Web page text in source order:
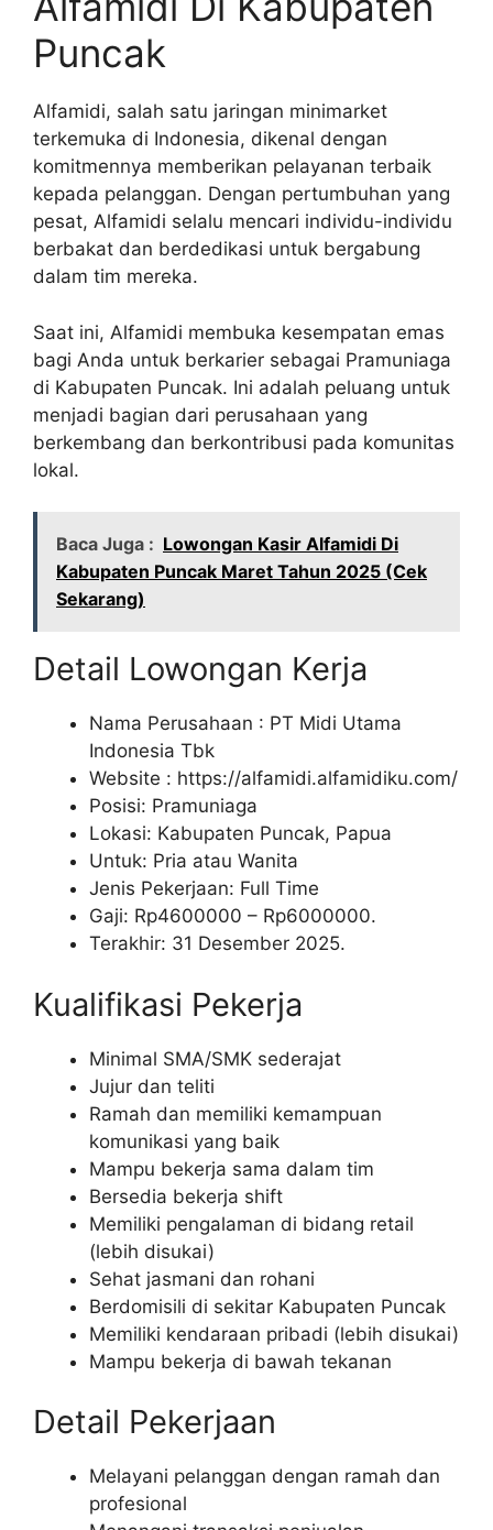
Puncak
Alfamidi, salah satu jaringan minimarket
terkemuka di Indonesia, dikenal dengan
komitmennya memberikan pelayanan terbaik
kepada pelanggan. Dengan pertumbuhan yang
pesat, Alfamidi selalu mencari individu-individu
berbakat dan berdedikasi untuk bergabung
dalam tim mereka.
Saat ini, Alfamidi membuka kesempatan emas
bagi Anda untuk berkarier sebagai Pramuniaga
di Kabupaten Puncak. Ini adalah peluang untuk
menjadi bagian dari perusahaan yang
berkembang dan berkontribusi pada komunitas
lokal.
Baca Juga : Lowongan Kasir Alfamidi Di
Kabupaten Puncak Maret Tahun 2025 (Cek
Sekarang)
Detail Lowongan Kerja
Nama Perusahaan : PT Midi Utama
Indonesia Tbk
Website : https://alfamidi.alfamidiku.com/
Posisi: Pramuniaga
Lokasi: Kabupaten Puncak, Papua
Untuk: Pria atau Wanita
Jenis Pekerjaan: Full Time
Gaji: Rp4600000 – Rp6000000.
Terakhir: 31 Desember 2025.
Kualifikasi Pekerja
Minimal SMA/SMK sederajat
Jujur dan teliti
Ramah dan memiliki kemampuan
komunikasi yang baik
Mampu bekerja sama dalam tim
Bersedia bekerja shift
Memiliki pengalaman di bidang retail
(lebih disukai)
Sehat jasmani dan rohani
Berdomisili di sekitar Kabupaten Puncak
Memiliki kendaraan pribadi (lebih disukai)
Mampu bekerja di bawah tekanan
Detail Pekerjaan
Melayani pelanggan dengan ramah dan
profesional